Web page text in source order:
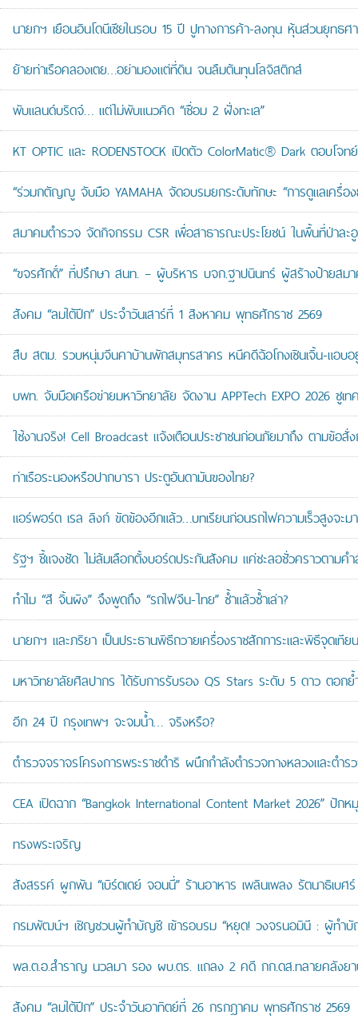
นายกฯ เยือนอินโดนีเซียในรอบ 15 ปี ปูทางการค้า-ลงทุน หุ้นส่วนยุทธศ
ย้ายท่าเรือคลองเตย…อย่ามองแต่ที่ดิน จนลืมต้นทุนโลจิสติกส์
พับแลนด์บริดจ์… แต่ไม่พับแนวคิด “เชื่อม 2 ฝั่งทะเล”
KT OPTIC และ RODENSTOCK เปิดตัว ColorMatic® Dark ตอบโจ
“ร่วมกตัญญู จับมือ YAMAHA จัดอบรมยกระดับทักษะ “การดูแลเครื่อ
สมาคมตำรวจ จัดกิจกรรม CSR เพื่อสาธารณะประโยชน์ ในพื้นที่ป่าละอู
“ขจรศักดิ์” ที่ปรึกษา สนท. – ผู้บริหาร บจก.ฐาปนินทร์ ผู้สร้างป้ายสม
สังคม “ลมใต้ปีก” ประจำวันเสาร์ที่ 1 สิงหาคม พุทธศักราช 2569
สืบ สตม. รวบหนุ่มจีนคาบ้านพักสมุทรสาคร หนีคดีฉ้อโกงเซินเจิ้น-แอบอ
บพท. จับมือเครือข่ายมหาวิทยาลัย จัดงาน APPTech EXPO 2026 ชูเ
ใช้งานจริง! Cell Broadcast แจ้งเตือนประชาชนก่อนภัยมาถึง ตามข้อสั่
ท่าเรือระนองหรือปากบารา ประตูอันดามันของไทย?
แอร์พอร์ต เรล ลิงก์ ขัดข้องอีกแล้ว…บทเรียนก่อนรถไฟความเร็วสูงจะม
รัฐฯ ชี้แจงชัด ไม่ล้มเลือกตั้งบอร์ดประกันสังคม แค่ชะลอชั่วคราวตามค
ทำไม “สี จิ้นผิง” จึงพูดถึง “รถไฟจีน-ไทย” ซ้ำแล้วซ้ำเล่า?
นายกฯ และภริยา เป็นประธานพิธีถวายเครื่องราชสักการะและพิธีจุดเ
มหาวิทยาลัยศิลปากร ได้รับการรับรอง QS Stars ระดับ 5 ดาว ตอก
อีก 24 ปี กรุงเทพฯ จะจมน้ำ… จริงหรือ?
ตำรวจจราจรโครงการพระราชดำริ ผนึกกำลังตำรวจทางหลวงและตำ
CEA เปิดฉาก “Bangkok International Content Market 2026” ปั
ทรงพระเจริญ
สังสรรค์ ผูกพัน “เบิร์ดเดย์ จอนนี่” ร้านอาหาร เพลินเพลง รัตนาธิเบศ
กรมพัฒน์ฯ เชิญชวนผู้ทำบัญชี เข้ารอบรม “หยุด! วงจรนอมินี : ผู้ทำ
พล.ต.อ.สำราญ นวลมา รอง ผบ.ตร. แถลง 2 คดี กก.ดส.ทลายคลังย
สังคม “ลมใต้ปีก” ประจำวันอาทิตย์ที่ 26 กรกฎาคม พุทธศักราช 2569